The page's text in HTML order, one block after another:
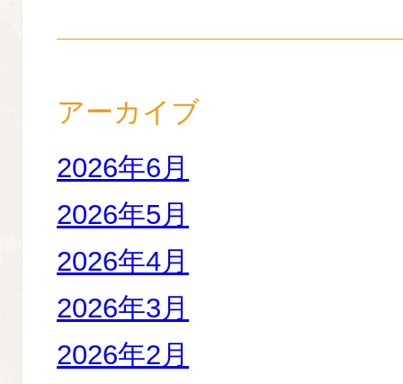
アーカイブ
2026年6月
2026年5月
2026年4月
2026年3月
2026年2月